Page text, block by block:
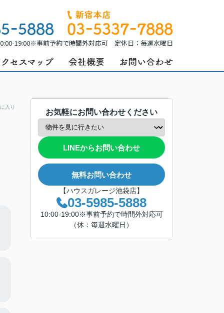
19:00※事前予約で時間外対応可 定休日：毎週水曜日
入り
お気軽にお問い合わせください
LINEからお問い合わせ
無料お問い合わせ
【ハウスガレージ池袋店】
03-5985-5888
10:00-19:00※事前予約で時間外対応可
（休：毎週水曜日）